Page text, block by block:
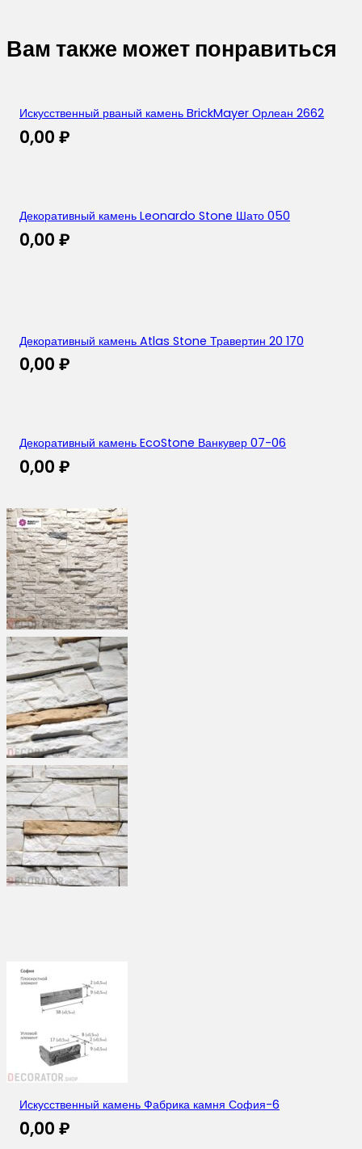
Вам также может понравиться
Искусственный рваный камень BrickMayer Орлеан 2662
0,00 ₽
Декоративный камень Leonardo Stone Шато 050
0,00 ₽
Декоративный камень Atlas Stone Травертин 20 170
0,00 ₽
Декоративный камень EcoStone Ванкувер 07-06
0,00 ₽
Искусственный камень Фабрика камня София-6
0,00 ₽